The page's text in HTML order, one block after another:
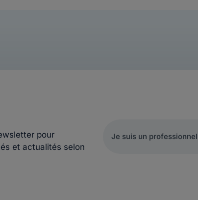
pour
et actualités selon